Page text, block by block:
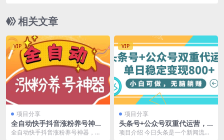
相关文章
VIP
项目分享
全自动快手抖音涨粉养号神
器，多种推广方法挑战日入四
全自动快手抖音涨粉养号神器，多
VIP
项目分享
头条号+公众号双重代运营，
小白可做，无脑躺赚，单日稳
项目介绍 今日头条是一个新闻流媒